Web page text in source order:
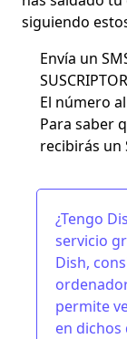
siguiendo
Envía un
SUSCRIPTOR
El número
Para saber
recibirás un
¿Tengo
servicio
Dish,
permite
en dichos